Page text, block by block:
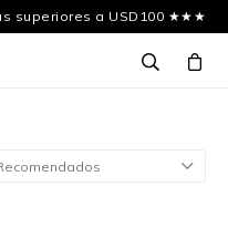
superiores a USD100 ★★★